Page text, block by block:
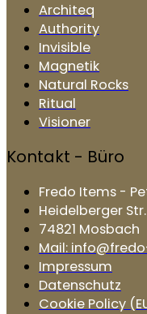
Architeq
Authority
Invisible
Magnetik
Natural Rocks
Ritual
Visioner
Kontakt - Büro
Fredo Items -
Heidelberger
74821 Mosbach
Mail:
Impressum
Datenschutz
Cookie Policy